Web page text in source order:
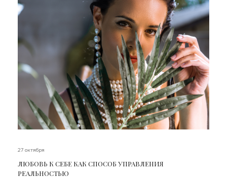
27 октября
ЛЮБОВЬ К СЕБЕ КАК СПОСОБ УПРАВЛЕНИЯ
РЕАЛЬНОСТЬЮ